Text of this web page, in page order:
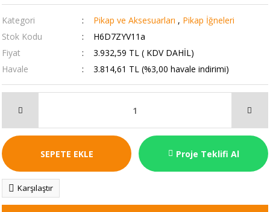
Kategori Pikap ve Aksesuarları , Pikap İğneleri
Stok Kodu
H6D7ZYV11a
Fiyat
3.932,59 TL ( KDV DAHİL)
Havale
3.814,61 TL (%3,00 havale indirimi)
SEPETE EKLE Proje Teklifi Al
Karşılaştır